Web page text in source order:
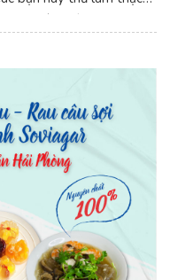
bột rau câu Vũ Minh